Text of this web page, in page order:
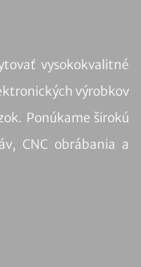
vysokokvalitné
výrobkov
Ponúkame širokú
CNC obrábania a